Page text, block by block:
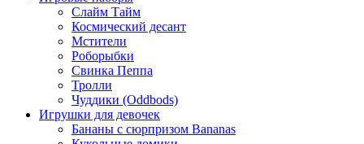
Слайм Тайм
Космический десант
Мстители
Роборыбки
Свинка Пеппа
Тролли
Чуддики (Oddbods)
Игрушки для девочек
Бананы с сюрпризом Bananas